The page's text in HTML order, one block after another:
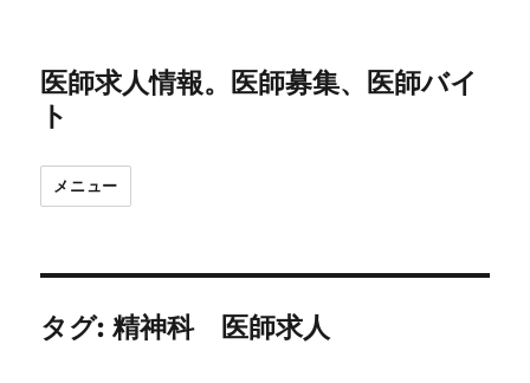
医師求人情報。医師募集、医師バイ
ト
メニュー
タグ:精神科 医師求人